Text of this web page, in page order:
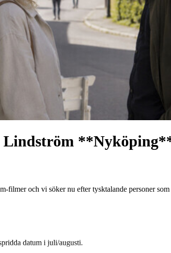
Lindström
filmer och vi söker nu efter tysktalande personer
datum i juli/augusti.